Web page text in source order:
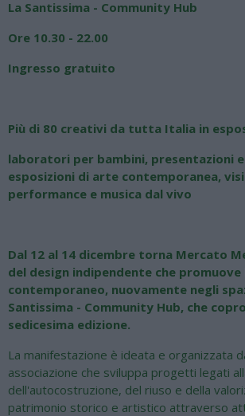
La Santissima - Community Hub
Ore 10.30 - 22.00
Ingresso gratuito
Più di 80 creativi da tutta Italia in
laboratori per bambini, presentazioni
esposizioni di arte contemporanea,
performance e musica dal vivo
Dal 12 al 14 dicembre torna Mercato
del design indipendente che
contemporaneo, nuovamente negli
Santissima - Community Hub, che
sedicesima edizione.
La manifestazione è ideata e organizzata
associazione che sviluppa progetti legati
dell'autocostruzione, del riuso e della
patrimonio storico e artistico attraverso